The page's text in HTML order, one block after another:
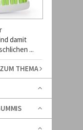
damit
...
THEMA